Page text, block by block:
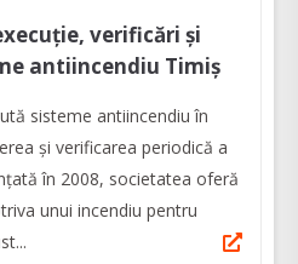
verificări și
antiincendiu Timiș
sisteme antiincendiu în
și verificarea periodică a
în 2008, societatea oferă
unui incendiu pentru